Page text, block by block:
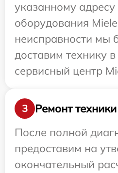
указанному
оборудования
неисправности мы
доставим технику
сервисный центр
3
Ремонт техники
После полной
предоставим на
окончательный